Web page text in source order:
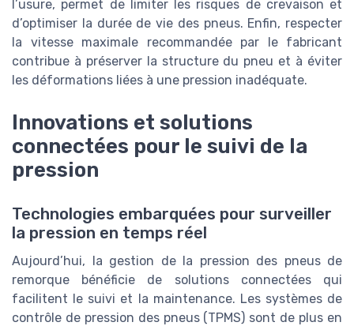
l’usure, permet de limiter les risques de crevaison et
d’optimiser la durée de vie des pneus. Enfin, respecter
la vitesse maximale recommandée par le fabricant
contribue à préserver la structure du pneu et à éviter
les déformations liées à une pression inadéquate.
Innovations et solutions
connectées pour le suivi de la
pression
Technologies embarquées pour surveiller
la pression en temps réel
Aujourd’hui, la gestion de la pression des pneus de
remorque bénéficie de solutions connectées qui
facilitent le suivi et la maintenance. Les systèmes de
contrôle de pression des pneus (TPMS) sont de plus en